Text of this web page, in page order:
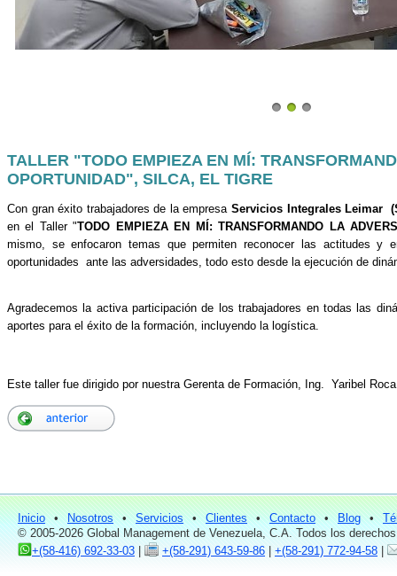
TALLER "TODO EMPIEZA EN MÍ:
OPORTUNIDAD", SILCA, EL TIGRE
Con gran éxito trabajadores de la empresa Servicios Integrales Leimar
en el Taller "TODO EMPIEZA EN MÍ: TRANSFORMANDO LA
mismo, se enfocaron temas que permiten reconocer las actitudes y
oportunidades ante las adversidades, todo esto desde la ejecución de
Agradecemos la activa participación de los trabajadores en todas las
aportes para el éxito de la formación, incluyendo la logística.
Este taller fue dirigido por nuestra Gerenta de Formación, Ing. Yaribel
Inicio • Nosotros • Servicios • Clientes • Contacto • Blog •
© 2005-2026 Global Management de Venezuela, C.A. Todos los
+(58-416) 692-33-03
+(58-291) 643-59-86 +(58-291) 772-94-58